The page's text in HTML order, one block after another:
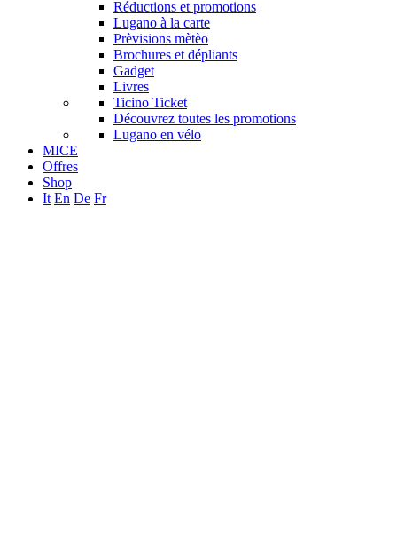
Réductions et promotions
Lugano à la carte
Prèvisions mètèo
Brochures et dépliants
Gadget
Livres
Ticino Ticket
Découvrez toutes les promotions
Lugano en vélo
MICE
Offres
Shop
It En De Fr